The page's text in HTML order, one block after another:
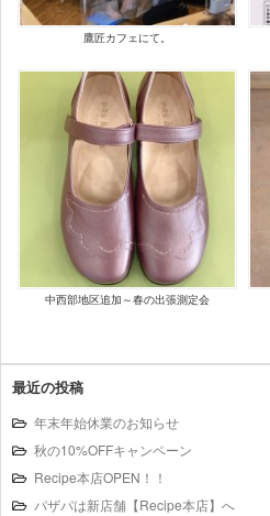
鷹匠カフェにて。
中西部地区追加～春の出張測定会
最近の投稿
年末年始休業のお知らせ
秋の10%OFFキャンペーン
Recipe本店OPEN！！
パザパは新店舗【Recipe本店】へ